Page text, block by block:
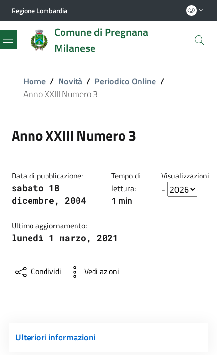
Regione Lombardia
Comune di Pregnana
Milanese
Menu
Home / Novità / Periodico Online /
Anno XXIII Numero 3
Anno XXIII Numero 3
Data di pubblicazione:
sabato 18
dicembre, 2004
Tempo di
lettura:
1 min
Visualizzazioni
-
Ultimo aggiornamento:
lunedì 1 marzo, 2021
Condividi Vedi azioni
Ulteriori informazioni